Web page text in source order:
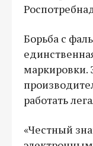
Борьба с
маркировки.
работать
«Честный